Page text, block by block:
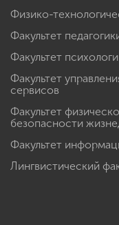
Физико-
Факультет
Факультет
Факультет
сервисов
Факультет
безопасности
Факультет
Лингвистический